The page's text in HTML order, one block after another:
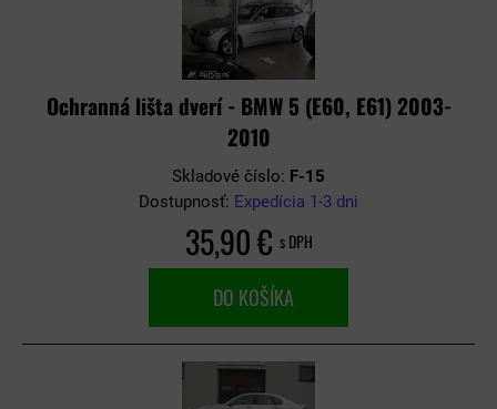
Ochranná lišta dverí - BMW 5 (E60, E61) 2003-
2010
Skladové číslo: F-15
Dostupnosť: Expedícia 1-3 dni
35,90 € s DPH
DO KOŠÍKA